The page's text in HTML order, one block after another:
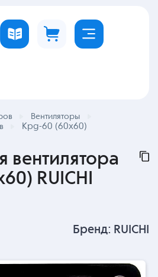
Вентиляторы
Kpg-60 (60х60)
вентилятора
RUICHI
Бренд: RUICHI